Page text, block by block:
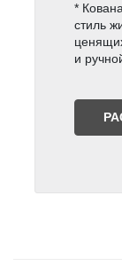
*
стиль
и